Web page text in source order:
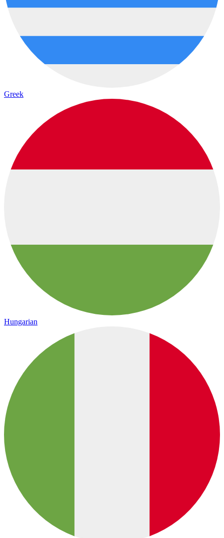
Greek
Hungarian